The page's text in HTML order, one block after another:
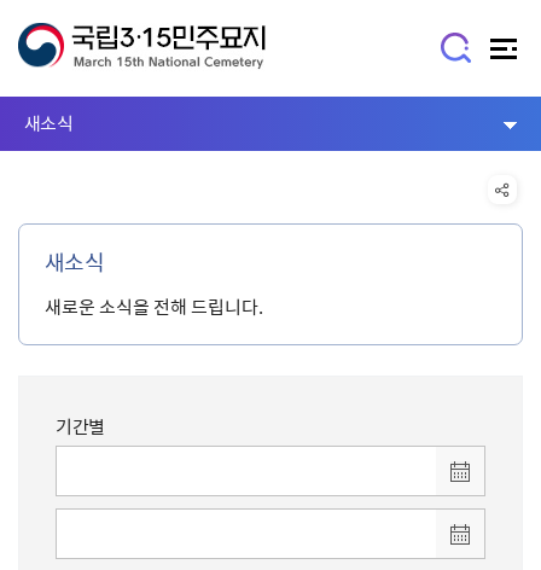
새소식
새소식
새로운 소식을 전해 드립니다.
기간별